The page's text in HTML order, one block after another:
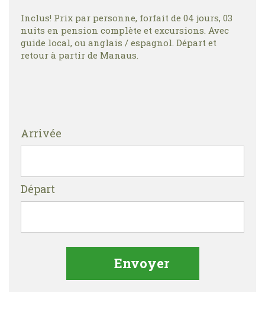
Inclus! Prix par personne, forfait de 04 jours, 03
nuits en pension complète et excursions. Avec
guide local, ou anglais / espagnol. Départ et
retour à partir de Manaus.
Arrivée
Départ